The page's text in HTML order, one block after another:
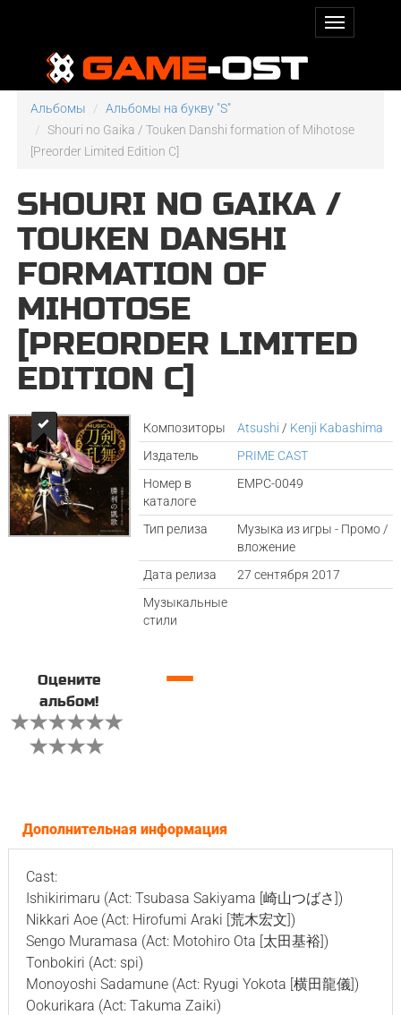
Альбомы
Альбомы на букву "S"
Shouri no Gaika / Touken Danshi formation of Mihotose
[Preorder Limited Edition C]
SHOURI NO GAIKA /
TOUKEN DANSHI
FORMATION OF
MIHOTOSE
[PREORDER LIMITED
EDITION C]
Композиторы Atsushi / Kenji Kabashima
Издатель
PRIME CAST
Номер в
каталоге
EMPC-0049
Тип релиза
Музыка из игры - Промо /
вложение
Дата релиза
27 сентября 2017
Музыкальные
стили
Оцените
альбом!
—
Дополнительная информация
Cast:
Ishikirimaru (Act: Tsubasa Sakiyama [崎山つばさ])
Nikkari Aoe (Act: Hirofumi Araki [荒木宏文])
Sengo Muramasa (Act: Motohiro Ota [太田基裕])
Tonbokiri (Act: spi)
Monoyoshi Sadamune (Act: Ryugi Yokota [横田龍儀])
Ookurikara (Act: Takuma Zaiki)